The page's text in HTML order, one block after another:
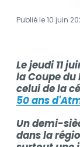
Publié le 10 juin
Contenu
Le jeudi 11
la Coupe
celui de la
50 ans
Un demi-
dans la